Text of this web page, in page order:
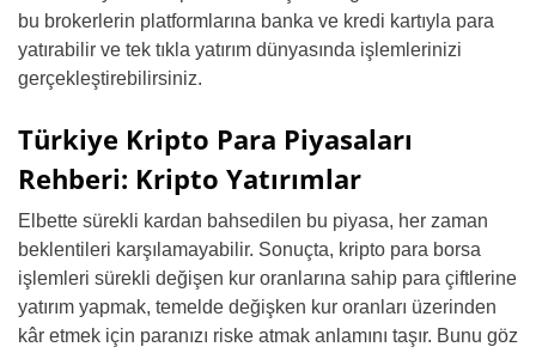
bu brokerlerin platformlarına banka ve kredi kartıyla para
yatırabilir ve tek tıkla yatırım dünyasında işlemlerinizi
gerçekleştirebilirsiniz.
Türkiye Kripto Para Piyasaları
Rehberi: Kripto Yatırımlar
Elbette sürekli kardan bahsedilen bu piyasa, her zaman
beklentileri karşılamayabilir. Sonuçta, kripto para borsa
işlemleri sürekli değişen kur oranlarına sahip para çiftlerine
yatırım yapmak, temelde değişken kur oranları üzerinden
kâr etmek için paranızı riske atmak anlamını taşır. Bunu göz